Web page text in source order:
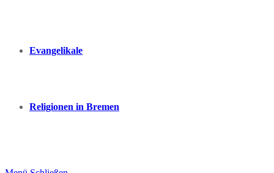
Evangelikale
Religionen in Bremen